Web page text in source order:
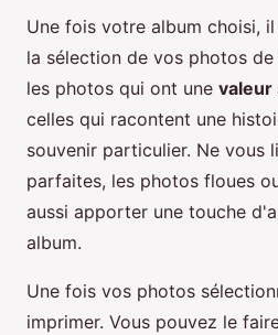
Une fois votre album choisi,
la sélection de vos photos
les photos qui ont une valeur
celles qui racontent une
souvenir particulier. Ne vous
parfaites, les photos floues
aussi apporter une touche
album.
Une fois vos photos
imprimer. Vous pouvez le